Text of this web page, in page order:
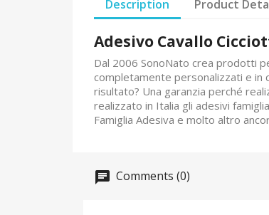
Description Product
Adesivo Cavallo
Dal 2006 SonoNato crea prodotti
completamente personalizzati e in
risultato? Una garanzia perché
realizzato in Italia gli adesivi
Famiglia Adesiva e molto altro
Comments (0)